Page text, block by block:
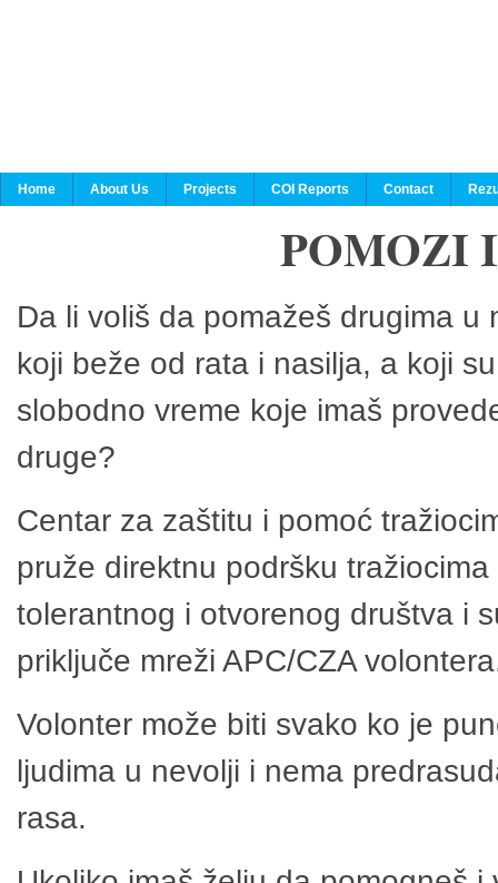
Home About Us Projects COI Reports Contact
POMOZI
Da li voliš da pomažeš drugima
koji beže od rata i nasilja, a koji
slobodno vreme koje imaš
druge?
Centar za zaštitu i pomoć
pruže direktnu podršku
tolerantnog i otvorenog društva i
priključe mreži APC/CZA
Volonter može biti svako ko je
ljudima u nevolji i nema
rasa.